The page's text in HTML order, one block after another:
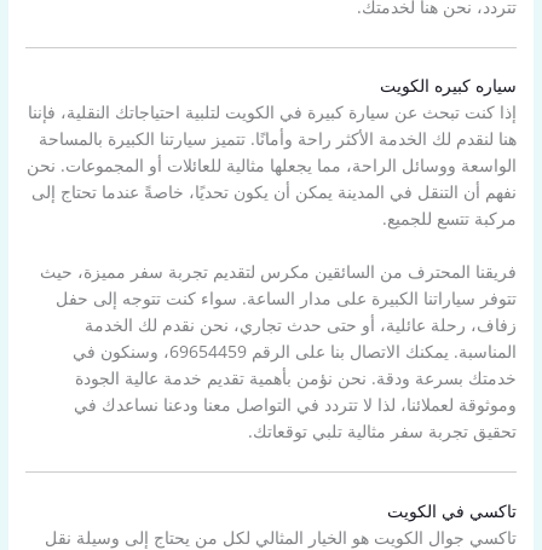
تتردد، نحن هنا لخدمتك.
سياره كبيره الكويت
إذا كنت تبحث عن سيارة كبيرة في الكويت لتلبية احتياجاتك النقلية، فإننا
هنا لنقدم لك الخدمة الأكثر راحة وأمانًا. تتميز سيارتنا الكبيرة بالمساحة
الواسعة ووسائل الراحة، مما يجعلها مثالية للعائلات أو المجموعات. نحن
نفهم أن التنقل في المدينة يمكن أن يكون تحديًا، خاصةً عندما تحتاج إلى
مركبة تتسع للجميع.
فريقنا المحترف من السائقين مكرس لتقديم تجربة سفر مميزة، حيث
تتوفر سياراتنا الكبيرة على مدار الساعة. سواء كنت تتوجه إلى حفل
زفاف، رحلة عائلية، أو حتى حدث تجاري، نحن نقدم لك الخدمة
المناسبة. يمكنك الاتصال بنا على الرقم 69654459، وسنكون في
خدمتك بسرعة ودقة. نحن نؤمن بأهمية تقديم خدمة عالية الجودة
وموثوقة لعملائنا، لذا لا تتردد في التواصل معنا ودعنا نساعدك في
تحقيق تجربة سفر مثالية تلبي توقعاتك.
تاكسي في الكويت
تاكسي جوال الكويت هو الخيار المثالي لكل من يحتاج إلى وسيلة نقل